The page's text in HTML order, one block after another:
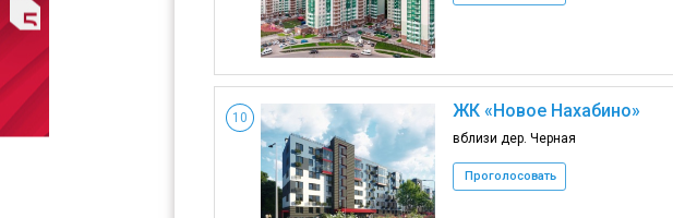
10 ЖК «Новое Нахабино»
вблизи дер. Черная
Проголосовать